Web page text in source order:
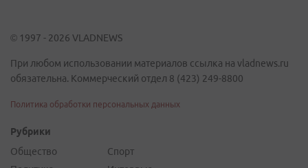
© 1997 - 2026 VLADNEWS
При любом использовании материалов ссылка на vladnews.ru
обязательна. Коммерческий отдел 8 (423) 249-8800
Политика обработки персональных данных
Рубрики
Общество
Спорт